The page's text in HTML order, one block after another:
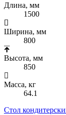
Длина, мм
1500
Ширина, мм
800
Высота, мм
850
Масса, кг
64.1
Стол